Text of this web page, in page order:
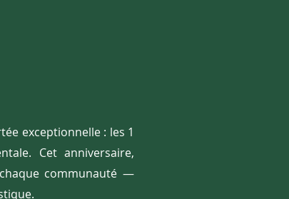
exceptionnelle : les 1
Cet anniversaire,
communauté —